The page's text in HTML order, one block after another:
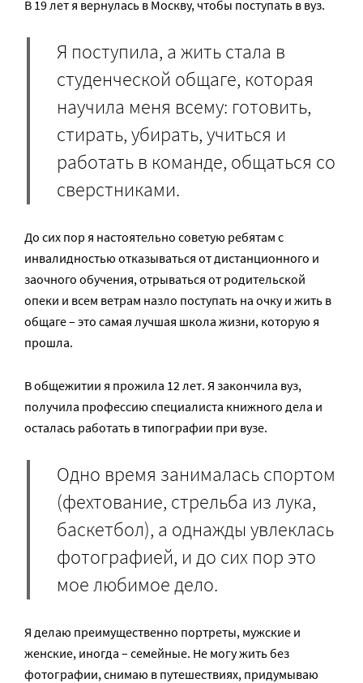
В 19 лет я вернулась в Москву, чтобы поступать в вуз.
Я поступила, а жить стала в
студенческой общаге, которая
научила меня всему: готовить,
стирать, убирать, учиться и
работать в команде, общаться со
сверстниками.
До сих пор я настоятельно советую ребятам с
инвалидностью отказываться от дистанционного и
заочного обучения, отрываться от родительской
опеки и всем ветрам назло поступать на очку и жить в
общаге – это самая лучшая школа жизни, которую я
прошла.
В общежитии я прожила 12 лет. Я закончила вуз,
получила профессию специалиста книжного дела и
осталась работать в типографии при вузе.
Одно время занималась спортом
(фехтование, стрельба из лука,
баскетбол), а однажды увлеклась
фотографией, и до сих пор это
мое любимое дело.
Я делаю преимущественно портреты, мужские и
женские, иногда – семейные. Не могу жить без
фотографии, снимаю в путешествиях, придумываю